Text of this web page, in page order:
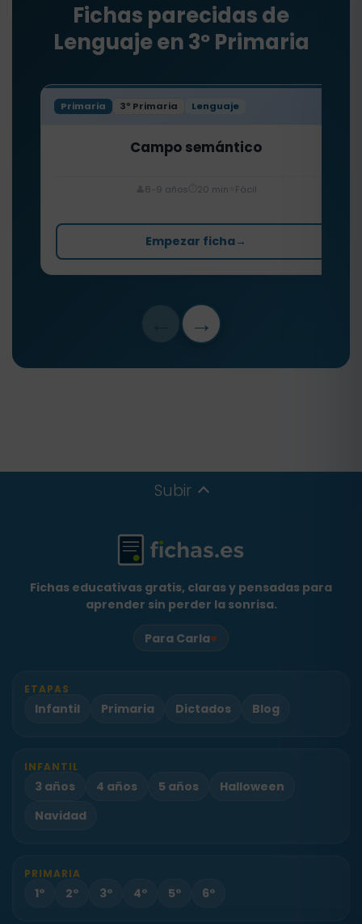
Fichas parecidas de
Lenguaje en 3º Primaria
Primaria 3º Primaria Lenguaje
Campo semántico
8-9 años 20 min Fácil
Empezar ficha→
→
Subir
Fichas educativas gratis, claras y pensadas para
aprender sin perder la sonrisa.
Para Carla♥
ETAPAS
Infantil Primaria Dictados Blog
INFANTIL
3 años 4 años 5 años
Halloween
Navidad
PRIMARIA
1º 2º 3º 4º 5º 6º